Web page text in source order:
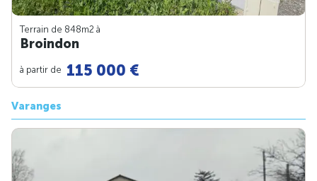
Terrain de 848m2 à
Broindon
à partir de 115 000 €
Varanges